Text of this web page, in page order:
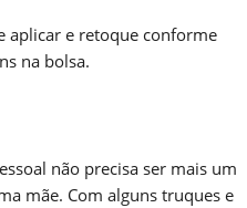
aplicar e retoque conforme
na bolsa.
não precisa ser mais um
mãe. Com alguns truques e